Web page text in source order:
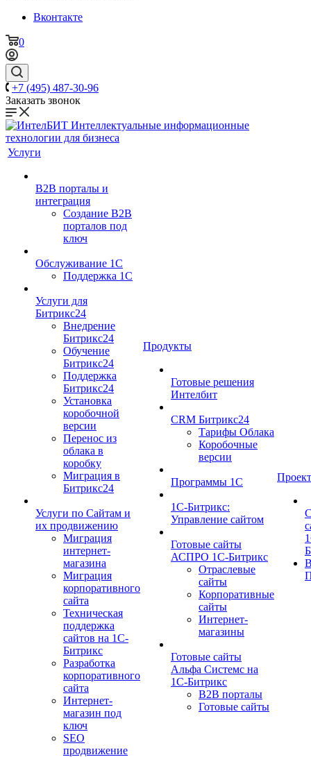
Вконтакте
0
+7 (495) 487-30-96
Заказать звонок
Услуги
B2B порталы и
интеграция
Создание B2B
порталов под
ключ
Обслуживание 1С
Поддержка 1С
Услуги для
Битрикс24
Внедрение
Битрикс24
Обучение
Битрикс24
Поддержка
Битрикс24
Установка
коробочной
версии
Перенос из
облака в
коробку
Миграция в
Битрикс24
Услуги по Сайтам и
их продвижению
Миграция
интернет-
магазина
Миграция
корпоративного
сайта
Техническая
поддержка
сайтов на 1С-
Битрикс
Разработка
корпоративного
сайта
Интернет-
магазин под
ключ
SEO
продвижение
Продукты
Готовые решения
Интелбит
CRM Битрикс24
Тарифы Облака
Коробочные
версии
Программы 1С
1C-Битрикс:
Управление сайтом
Готовые сайты
АСПРО 1С-Битрикс
Отраслевые
сайты
Корпоративные
сайты
Интернет-
магазины
Готовые сайты
Альфа Системс на
1С-Битрикс
B2B порталы
Готовые сайты